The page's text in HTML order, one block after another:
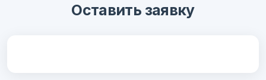
Оставить заявку